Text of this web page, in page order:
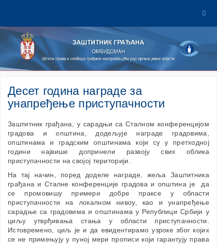
Десет година награде за
унапређење приступачности
Заштитник грађана, у сарадњи са Сталном конференцијом
градова и општина, додељује награде градовима,
општинама и градским општинама који су у претходној
години највише допринели развоју свих облика
приступачности на својој територији.
На тај начин, поред доделе награде, жеља Заштитника
грађана и Сталне конференције градова и општина је да
се промовишу примери добре праксе у области
приступачности на локалном нивоу, као и унапређење
сарадње са градовима и општинама у Републици Србији у
циљу утврђивања стања у области приступачности.
Истовремено, циљ је и да евидентирамо узроке због којих
се не примењују у пуној мери прописи који гарантују права